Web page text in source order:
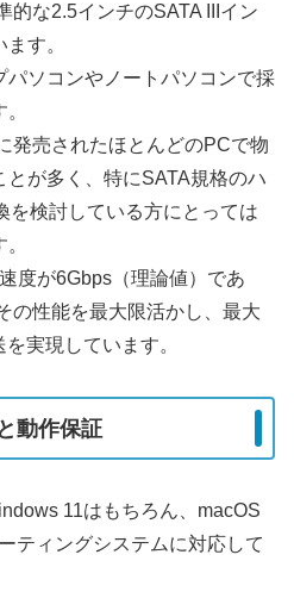
的な2.5インチのSATA IIIイン
す。
パソコンやノートパソコンで採
発売されたほとんどのPCで物
が多く、特にSATA規格のハ
を検討している方にとっては
度が6Gbps（理論値）であ
の性能を最大限活かし、最大
実現しています。
動作保証
11はもちろん、macOS
ティングシステムに対応して